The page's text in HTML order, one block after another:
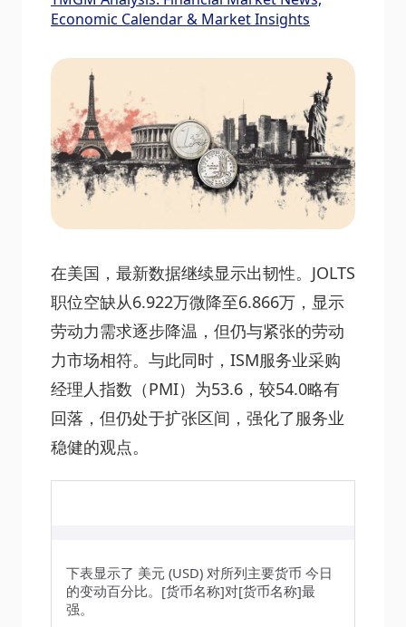
Economic Calendar & Market Insights
在美国，最新数据继续显示出韧性。JOLTS
职位空缺从6.922万微降至6.866万，显示
劳动力需求逐步降温，但仍与紧张的劳动
力市场相符。与此同时，ISM服务业采购
经理人指数（PMI）为53.6，较54.0略有
回落，但仍处于扩张区间，强化了服务业
稳健的观点。
下表显示了 美元 (USD) 对所列主要货币 今日
的变动百分比。[货币名称]对[货币名称]最
强。